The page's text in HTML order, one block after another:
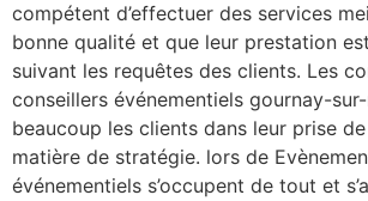
compétent d’effectuer des services
bonne qualité et que leur prestation
suivant les requêtes des clients. Les
conseillers événementiels gournay-
beaucoup les clients dans leur prise
matière de stratégie. lors de
événementiels s’occupent de tout et